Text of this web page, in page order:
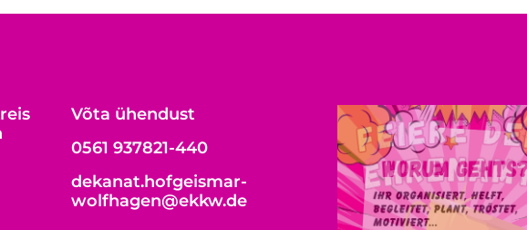
Võta ühendust
0561 937821-440
dekanat.hofgeismar-
wolfhagen@ekkw.de